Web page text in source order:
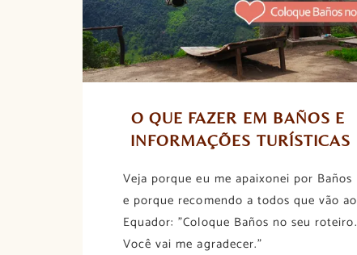
O QUE FAZER EM BAÑOS E
INFORMAÇÕES TURÍSTICAS
Veja porque eu me apaixonei por Baños
e porque recomendo a todos que vão ao
Equador: "Coloque Baños no seu roteiro.
Você vai me agradecer."